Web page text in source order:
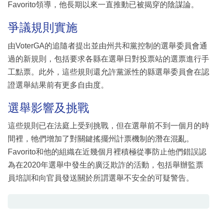
Favorito領導，他長期以來一直推動已被揭穿的陰謀論。
爭議規則實施
由VoterGA的追隨者提出並由州共和黨控制的選舉委員會通
過的新規則，包括要求各縣在選舉日對投票站的選票進行手
工點票。此外，這些規則還允許黨派性的縣選舉委員會在認
證選舉結果前有更多自由度。
選舉影響及挑戰
這些規則已在法庭上受到挑戰，但在選舉前不到一個月的時
間裡，牠們增加了對關鍵搖擺州計票機制的潛在混亂。
Favorito和他的組織在近幾個月裡積極從事防止他們錯誤認
為在2020年選舉中發生的廣泛欺詐的活動，包括舉辦監票
員培訓和向官員發送關於所謂選舉不安全的可疑警告。